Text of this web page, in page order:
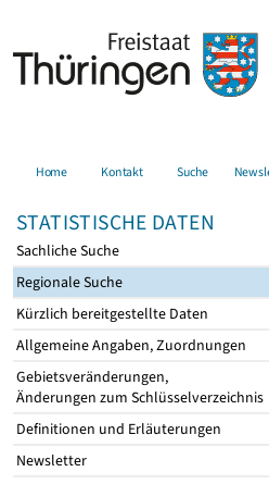
Home Kontakt Suche
STATISTISCHE DATEN
Sachliche Suche
Regionale Suche
Kürzlich bereitgestellte Daten
Allgemeine Angaben, Zuordnungen
Gebietsveränderungen,
Änderungen zum Schlüsselverzeichnis
Definitionen und Erläuterungen
Newsletter